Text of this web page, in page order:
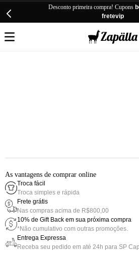
Desconto primeira compra! Cupons
fretevip
As vantagens de comprar online
Troca fácil
Troca simples e rápida
Frete grátis
Nas compras acima de R$800,00
10% de Gift Back em sua próxima compra
*Não cumulativo com outras promoções.
Entrega Expressa
Receba seu pedido em até 24h para SP